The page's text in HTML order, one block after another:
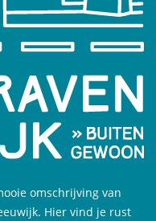
omschrijving van
Hier vind je rust